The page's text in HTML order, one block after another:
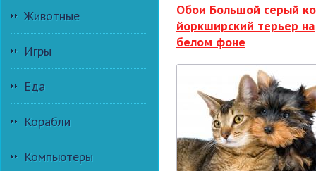
Животные
Игры
Еда
Корабли
Компьютеры
Обои Большой серый
йоркширский терьер на
белом фоне